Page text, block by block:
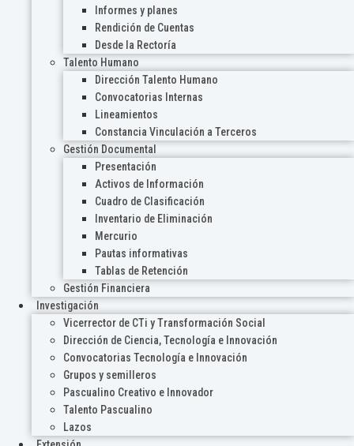
Informes y planes
Rendición de Cuentas
Desde la Rectoría
Talento Humano
Dirección Talento Humano
Convocatorias Internas
Lineamientos
Constancia Vinculación a Terceros
Gestión Documental
Presentación
Activos de Información
Cuadro de Clasificación
Inventario de Eliminación
Mercurio
Pautas informativas
Tablas de Retención
Gestión Financiera
Investigación
Vicerrector de CTi y Transformación Social
Dirección de Ciencia, Tecnología e Innovación
Convocatorias Tecnología e Innovación
Grupos y semilleros
Pascualino Creativo e Innovador
Talento Pascualino
Lazos